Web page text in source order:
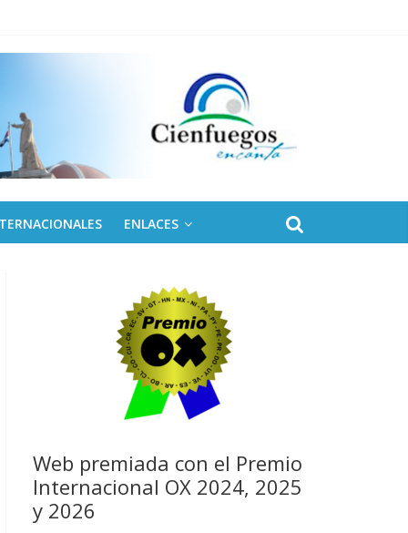
ENLACES
Web premiada con el Premio
Internacional OX 2024, 2025
y 2026